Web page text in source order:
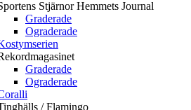
Stjärnor Hemmets Journal
Graderade
Ograderade
Graderade
Ograderade
/ Flamingo